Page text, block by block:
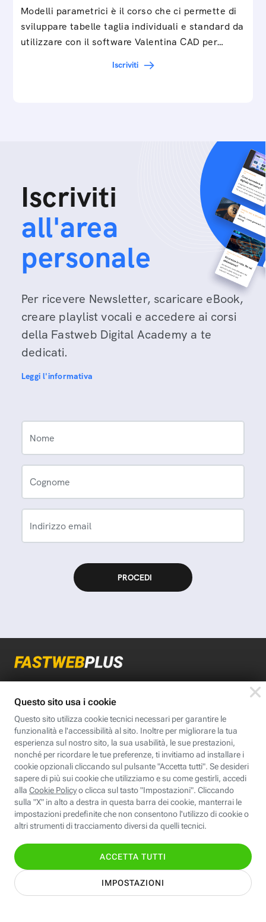
Modelli parametrici è il corso che ci permette di
sviluppare tabelle taglia individuali e standard da
utilizzare con il software Valentina CAD per…
Iscriviti
Iscriviti
all'area
personale
Per ricevere Newsletter, scaricare eBook,
creare playlist vocali e accedere ai corsi
della Fastweb Digital Academy a te
dedicati.
Leggi l'informativa
Nome
Cognome
Indirizzo email
App FastwebPlus
Un'app unica per
conoscere, informare,
ispirare
Seguici